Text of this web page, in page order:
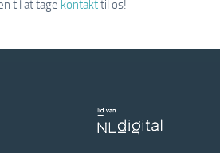
til at tage kontakttil os!